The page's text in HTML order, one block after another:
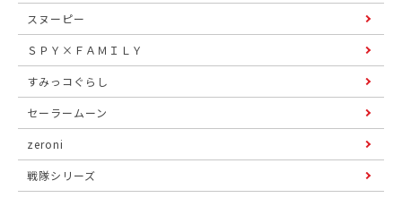
スヌーピー
ＳＰＹ×ＦＡＭＩＬＹ
すみっコぐらし
セーラームーン
zeroni
戦隊シリーズ